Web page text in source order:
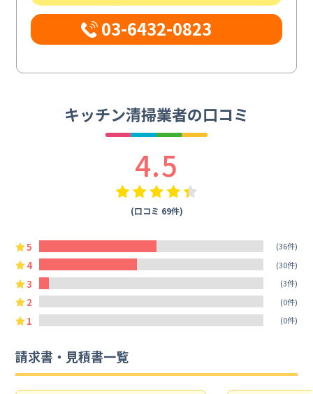
03-6432-0823
キッチン清掃業者の口コミ
4.5
(口コミ 69件)
5 (36件)
4 (30件)
3 (3件)
2 (0件)
1 (0件)
請求書・見積書一覧